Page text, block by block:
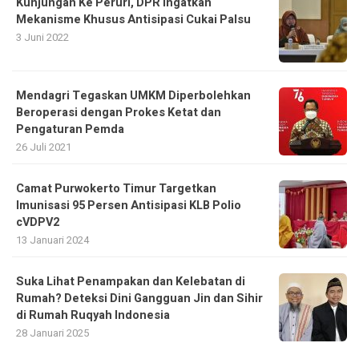
Mekanisme Khusus Antisipasi Cukai Palsu
3 Juni 2022
Mendagri Tegaskan UMKM Diperbolehkan
Beroperasi dengan Prokes Ketat dan
Pengaturan Pemda
26 Juli 2021
Camat Purwokerto Timur Targetkan
Imunisasi 95 Persen Antisipasi KLB Polio
cVDPV2
13 Januari 2024
Suka Lihat Penampakan dan Kelebatan di
Rumah? Deteksi Dini Gangguan Jin dan Sihir
di Rumah Ruqyah Indonesia
28 Januari 2025